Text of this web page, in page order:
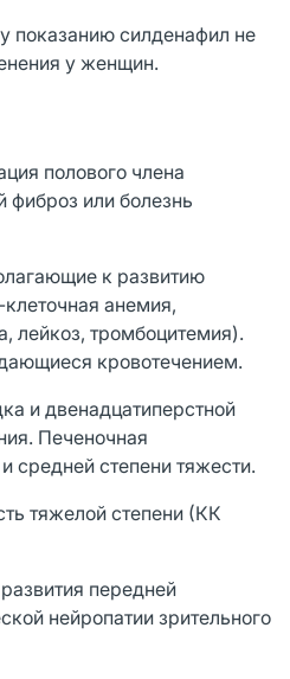
показанию силденафил не
у женщин.
полового члена
фиброз или болезнь
к развитию
анемия,
лейкоз, тромбоцитемия).
кровотечением.
и двенадцатиперстной
Печеночная
средней степени тяжести.
тяжелой степени (КК
передней
нейропатии зрительного